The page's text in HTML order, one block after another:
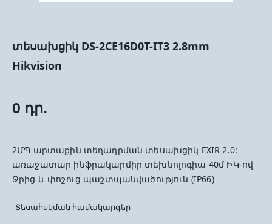
տեսախցիկ DS-2CE16D0T-IT3 2.8mm
Hikvision
0 դր.
2ՄՊ արտաքին տեղադրման տեսախցիկ EXIR 2.0:
առաջատար ինֆրակարմիր տեխնոլոգիա 40մ ԻԿ-ով
Ջրից և փոշուց պաշտպանվածություն (IP66)
Տեսահսկման համակարգեր